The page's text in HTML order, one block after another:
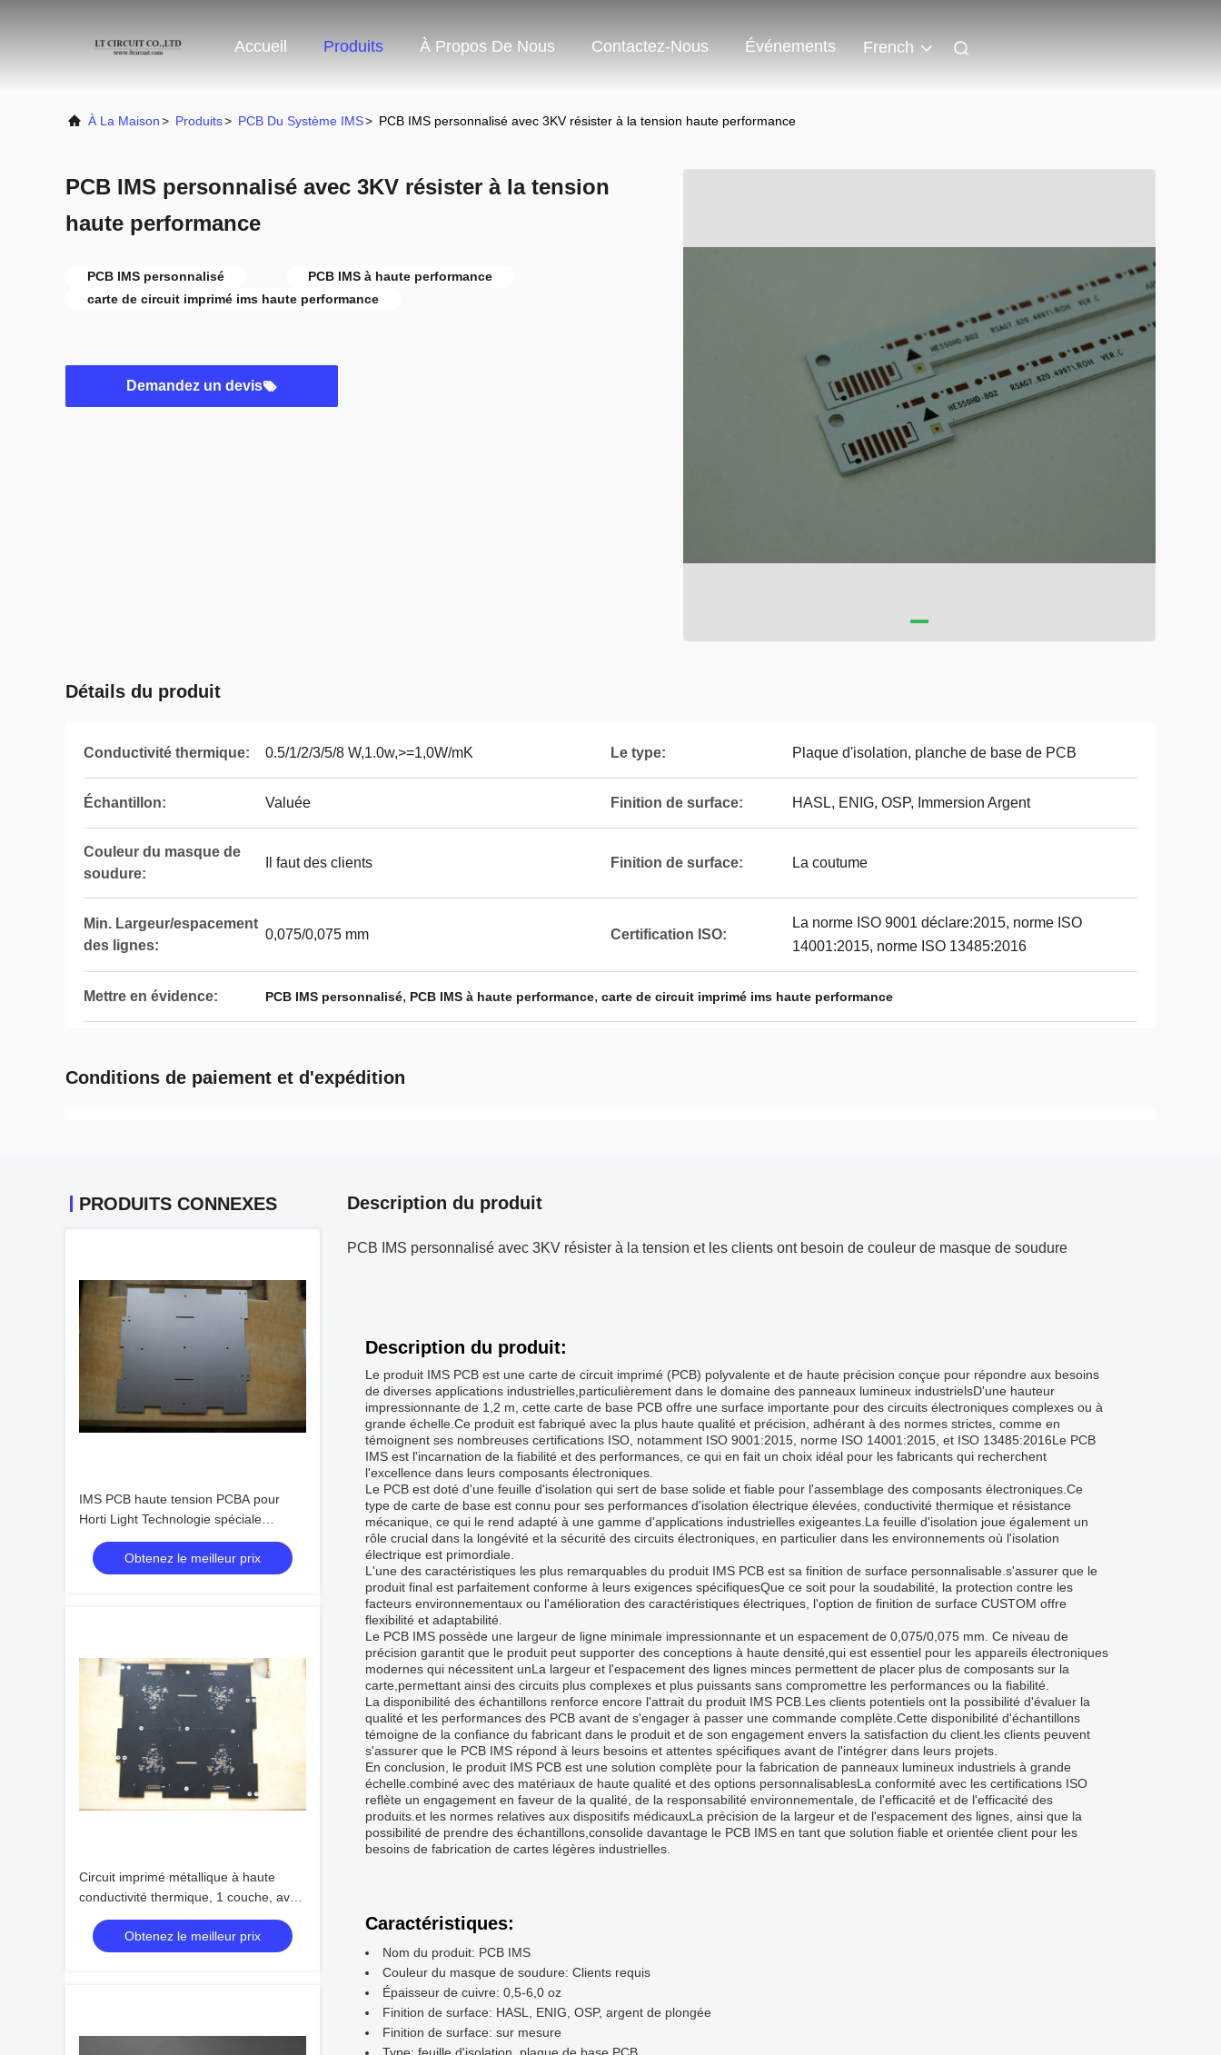
Accueil Produits À Propos De Nous Contactez-Nous Événements French
À La Maison> Produits> PCB Du Système IMS> PCB IMS personnalisé avec 3KV résister à la tension haute performance
PCB IMS personnalisé avec 3KV résister à la tension
haute performance
PCB IMS personnalisé
PCB IMS à haute performance
carte de circuit imprimé ims haute performance
Demandez un devis
Détails du produit
Conductivité thermique: 0.5/1/2/3/5/8 W,1.0w,>=1,0W/mK Le type: Plaque d'isolation, planche de base de PCB
Échantillon: Valuée Finition de surface: HASL, ENIG, OSP, Immersion Argent
Couleur du masque de
soudure:
Il faut des clients Finition de surface: La coutume
Min. Largeur/espacement
des lignes:
0,075/0,075 mm Certification ISO:
La norme ISO 9001 déclare:2015, norme ISO
14001:2015, norme ISO 13485:2016
Mettre en évidence: PCB IMS personnalisé, PCB IMS à haute performance, carte de circuit imprimé ims haute performance
Conditions de paiement et d'expédition
PRODUITS CONNEXES
IMS PCB haute tension PCBA pour
Horti Light Technologie spéciale
Voltage nominal ≥ 40KV 1 couche
Obtenez le meilleur prix
Circuit imprimé métallique à haute
conductivité thermique, 1 couche, avec
tenue en tension de 3 kV
Obtenez le meilleur prix
Description du produit
PCB IMS personnalisé avec 3KV résister à la tension et les clients ont besoin de couleur de masque de soudure
Description du produit:
Le produit IMS PCB est une carte de circuit imprimé (PCB) polyvalente et de haute précision conçue pour répondre aux besoins
de diverses applications industrielles,particulièrement dans le domaine des panneaux lumineux industrielsD'une hauteur
impressionnante de 1,2 m, cette carte de base PCB offre une surface importante pour des circuits électroniques complexes ou à
grande échelle.Ce produit est fabriqué avec la plus haute qualité et précision, adhérant à des normes strictes, comme en
témoignent ses nombreuses certifications ISO, notamment ISO 9001:2015, norme ISO 14001:2015, et ISO 13485:2016Le PCB
IMS est l'incarnation de la fiabilité et des performances, ce qui en fait un choix idéal pour les fabricants qui recherchent
l'excellence dans leurs composants électroniques.
Le PCB est doté d'une feuille d'isolation qui sert de base solide et fiable pour l'assemblage des composants électroniques.Ce
type de carte de base est connu pour ses performances d'isolation électrique élevées, conductivité thermique et résistance
mécanique, ce qui le rend adapté à une gamme d'applications industrielles exigeantes.La feuille d'isolation joue également un
rôle crucial dans la longévité et la sécurité des circuits électroniques, en particulier dans les environnements où l'isolation
électrique est primordiale.
L'une des caractéristiques les plus remarquables du produit IMS PCB est sa finition de surface personnalisable.s'assurer que le
produit final est parfaitement conforme à leurs exigences spécifiquesQue ce soit pour la soudabilité, la protection contre les
facteurs environnementaux ou l'amélioration des caractéristiques électriques, l'option de finition de surface CUSTOM offre
flexibilité et adaptabilité.
Le PCB IMS possède une largeur de ligne minimale impressionnante et un espacement de 0,075/0,075 mm. Ce niveau de
précision garantit que le produit peut supporter des conceptions à haute densité,qui est essentiel pour les appareils électroniques
modernes qui nécessitent unLa largeur et l'espacement des lignes minces permettent de placer plus de composants sur la
carte,permettant ainsi des circuits plus complexes et plus puissants sans compromettre les performances ou la fiabilité.
La disponibilité des échantillons renforce encore l'attrait du produit IMS PCB.Les clients potentiels ont la possibilité d'évaluer la
qualité et les performances des PCB avant de s'engager à passer une commande complète.Cette disponibilité d'échantillons
témoigne de la confiance du fabricant dans le produit et de son engagement envers la satisfaction du client.les clients peuvent
s'assurer que le PCB IMS répond à leurs besoins et attentes spécifiques avant de l'intégrer dans leurs projets.
En conclusion, le produit IMS PCB est une solution complète pour la fabrication de panneaux lumineux industriels à grande
échelle.combiné avec des matériaux de haute qualité et des options personnalisablesLa conformité avec les certifications ISO
reflète un engagement en faveur de la qualité, de la responsabilité environnementale, de l'efficacité et de l'efficacité des
produits.et les normes relatives aux dispositifs médicauxLa précision de la largeur et de l'espacement des lignes, ainsi que la
possibilité de prendre des échantillons,consolide davantage le PCB IMS en tant que solution fiable et orientée client pour les
besoins de fabrication de cartes légères industrielles.
Caractéristiques:
Nom du produit: PCB IMS
Couleur du masque de soudure: Clients requis
Épaisseur de cuivre: 0,5-6,0 oz
Finition de surface: HASL, ENIG, OSP, argent de plongée
Finition de surface: sur mesure